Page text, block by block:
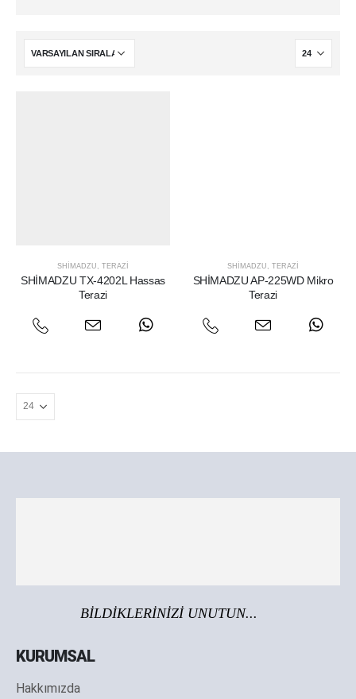
SHIMADZU , TERAZI
SHİMADZU TX-4202L Hassas
Terazi
SHIMADZU , TERAZI
SHİMADZU AP-225WD Mikro
Terazi
BİLDİKLERİNİZİ UNUTUN...
KURUMSAL
Hakkımızda